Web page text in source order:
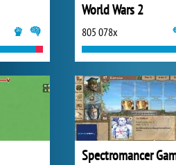
World Wars 2
805 078x